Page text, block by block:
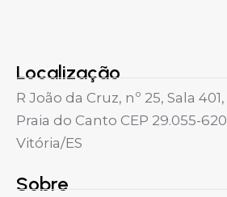
Localização
R João da Cruz, nº 25, Sala 401,
Praia do Canto CEP 29.055-620
Vitória/ES
Sobre